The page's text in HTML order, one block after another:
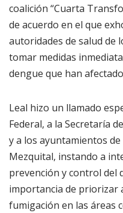
coalición “Cuarta
de acuerdo en el que
autoridades de salud de
tomar medidas
dengue que han
Leal hizo un llamado
Federal, a la Secretaría
y a los ayuntamientos
Mezquital, instando a
prevención y control del
importancia de priorizar
fumigación en las áreas